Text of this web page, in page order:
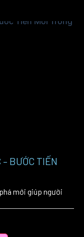
BƯỚC TIẾN
mới giúp người